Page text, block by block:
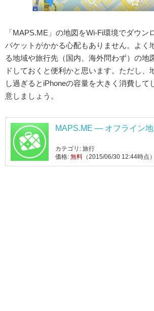
「MAPS.ME」の地図をWi-Fi環境でダウン
パケットがかかる心配もありません。よく
る地域や旅行先（国内、海外問わず）の地
ドしておくと便利かと思います。ただし、
し過ぎるとiPhoneの容量を大きく消費して
意しましょう。
MAPS.ME — オフライン地
カテゴリ: 旅行
価格: 無料 （2015/06/30 12:44時点）